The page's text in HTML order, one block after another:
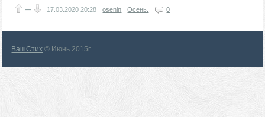
— 17.03.202020:28 osenin Осень. 0
ВашСтих © Июнь 2015г.